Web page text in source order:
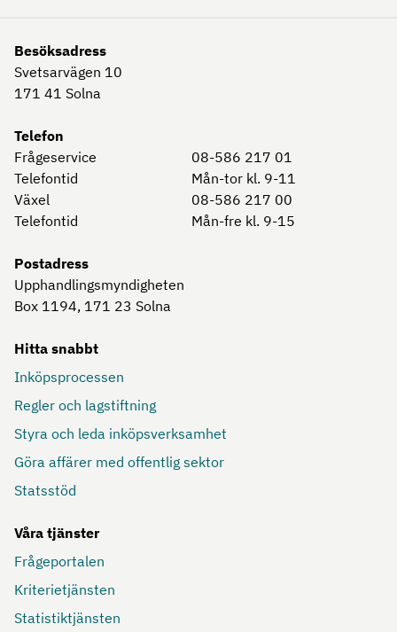
Besöksadress
Svetsarvägen 10
171 41 Solna
Telefon
Frågeservice
08-586 217 01
Telefontid
Mån-tor kl. 9-11
Växel
08-586 217 00
Telefontid
Mån-fre kl. 9-15
Postadress
Upphandlingsmyndigheten
Box 1194, 171 23 Solna
Hitta snabbt
Inköpsprocessen
Regler och lagstiftning
Styra och leda inköpsverksamhet
Göra affärer med offentlig sektor
Statsstöd
Våra tjänster
Frågeportalen
Kriterietjänsten
Statistiktjänsten